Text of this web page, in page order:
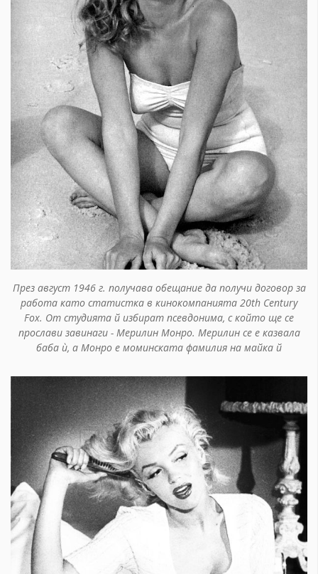
През август 1946 г. получава обещание да получи договор за
работа като статистка в кинокомпанията 20th Century
Fox. От студията й избират псевдонима, с който ще се
прослави завинаги - Мерилин Монро. Мерилин се е казвала
баба ѝ, а Монро е моминската фамилия на майка й